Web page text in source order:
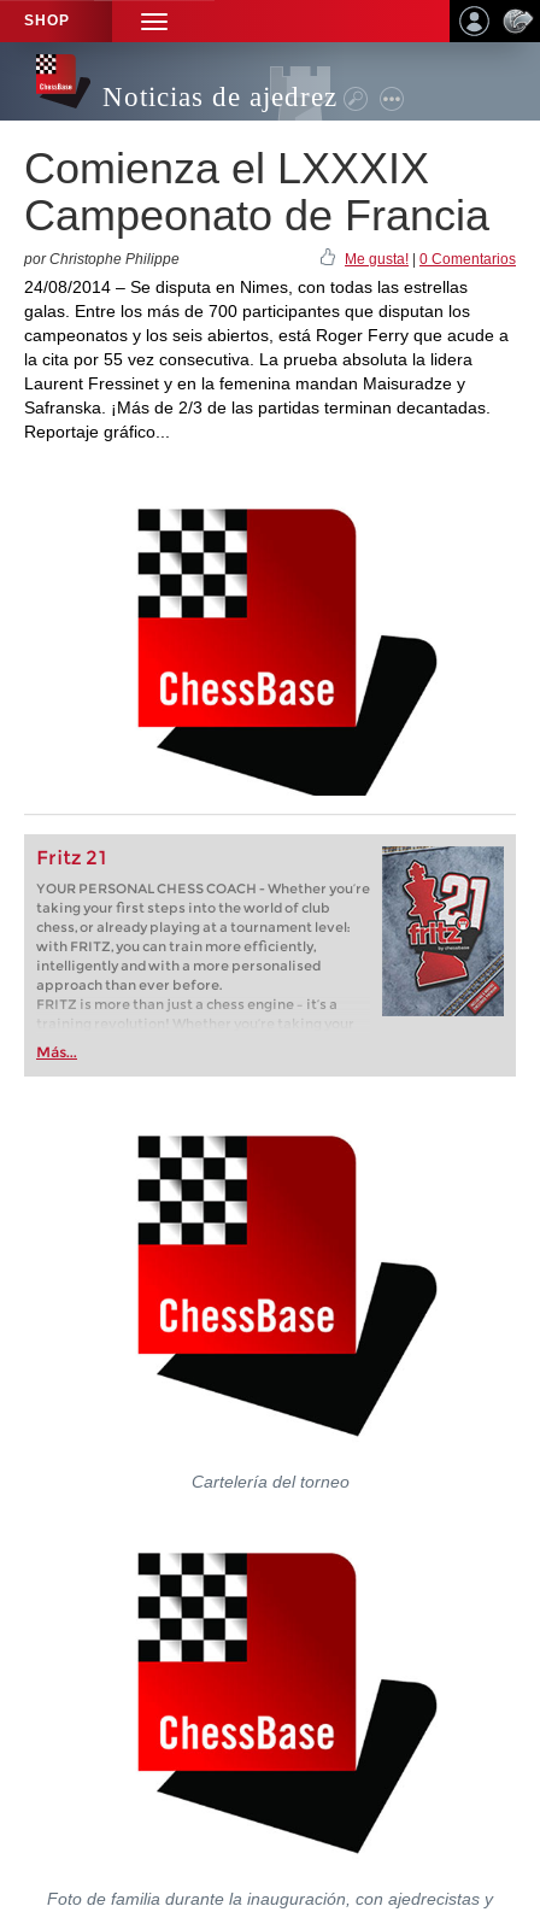
SHOP
TOGGLE
NAVIGATION
Noticias de ajedrez
Comienza el LXXXIX
Campeonato de Francia
por Christophe Philippe Me gusta! 0 Comentarios
24/08/2014 – Se disputa en Nimes, con todas las estrellas
galas. Entre los más de 700 participantes que disputan los
campeonatos y los seis abiertos, está Roger Ferry que acude a
la cita por 55 vez consecutiva. La prueba absoluta la lidera
Laurent Fressinet y en la femenina mandan Maisuradze y
Safranska. ¡Más de 2/3 de las partidas terminan decantadas.
Reportaje gráfico...
Fritz 21
YOUR PERSONAL CHESS COACH - Whether you’re
taking your first steps into the world of club
chess, or already playing at a tournament level:
with FRITZ, you can train more efficiently,
intelligently and with a more personalised
approach than ever before.
FRITZ is more than just a chess engine – it’s a
training revolution! Whether you’re taking your
first steps into the world of club chess, or already
playing at a tournament level: with FRITZ, you can
train more efficiently, intelligently and with a
Más...
Cartelería del torneo
Foto de familia durante la inauguración, con ajedrecistas y